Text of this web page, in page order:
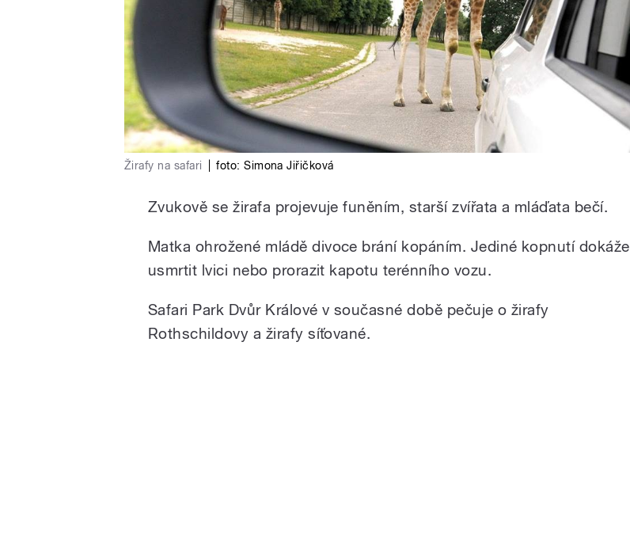
Žirafy na safari foto:Simona Jiřičková
Zvukově se žirafa projevuje funěním, starší zvířata a mláďata bečí.
Matka ohrožené mládě divoce brání kopáním. Jediné kopnutí dokáže
usmrtit lvici nebo prorazit kapotu terénního vozu.
Safari Park Dvůr Králové v současné době pečuje o žirafy
Rothschildovy a žirafy síťované.